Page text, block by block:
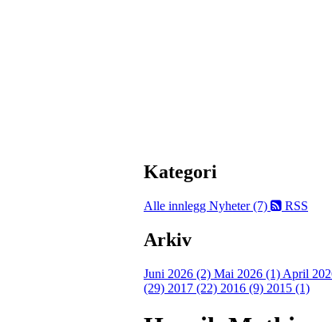
Kategori
Alle innlegg Nyheter (7) RSS
Arkiv
Juni 2026 (2) Mai 2026 (1) April
(29) 2017 (22) 2016 (9) 2015 (1)